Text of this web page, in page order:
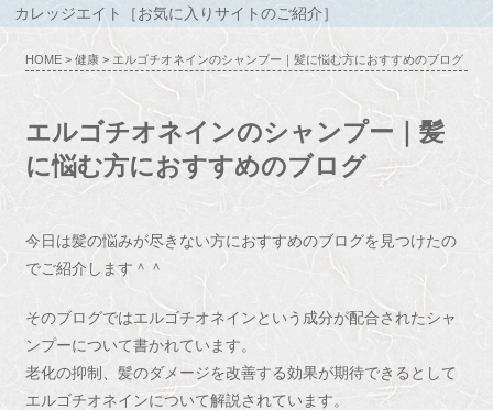
カレッジエイト［お気に入りサイトのご紹介］
HOME >健康 > エルゴチオネインのシャンプー｜髪に悩む方におすすめのブログ
エルゴチオネインのシャンプー｜髪
に悩む方におすすめのブログ
今日は髪の悩みが尽きない方におすすめのブログを見つけたの
でご紹介します＾＾
そのブログではエルゴチオネインという成分が配合されたシャ
ンプーについて書かれています。
老化の抑制、髪のダメージを改善する効果が期待できるとして
エルゴチオネインについて解説されています。